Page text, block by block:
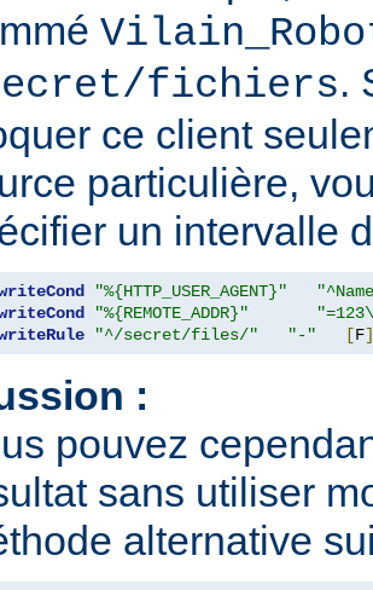
fichiers.
ce client
particulière,
un intervalle
"%{HTTP_USER_AGENT}"
"%{REMOTE_ADDR}"
"^/secret/files/" "-" [F]
:
pouvez
sans utiliser
alternative